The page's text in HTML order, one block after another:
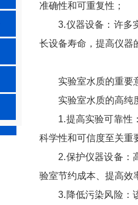
准确性和可重复性；
3.仪器设备：许多实
长设备寿命，提高仪器
实验室水质的重要
实验室水质的高纯度
1.提高实验可靠性：
科学性和可信度至关重
2.保护仪器设备：高
验室节约成本、提高效
3.降低污染风险：该